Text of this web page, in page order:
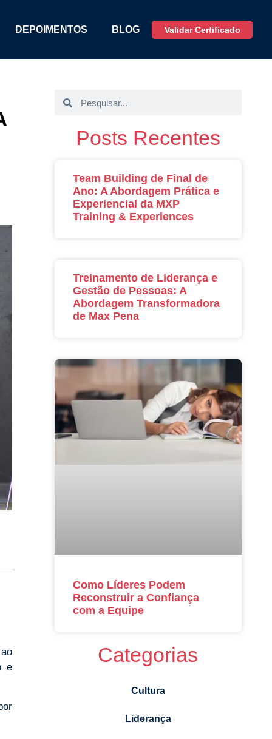
DEPOIMENTOS BLOG Validar Certificado
e
Posts Recentes
Team Building de Final de
Ano: A Abordagem Prática e
Experiencial da MXP
Training & Experiences
Treinamento de Liderança e
Gestão de Pessoas: A
Abordagem Transformadora
de Max Pena
Como Líderes Podem
Reconstruir a Confiança
com a Equipe
Categorias
Cultura
Liderança